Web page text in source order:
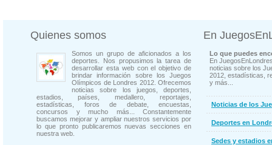
Quienes somos
Somos un grupo de aficionados a los
deportes. Nos propusimos la tarea de
desarrollar esta web con el objetivo de
brindar información sobre los Juegos
Olímpicos de Londres 2012. Ofrecemos
noticias sobre los juegos, deportes,
estadios, países, medallero, reportajes,
estadísticas, foros de debate, encuestas,
concursos y mucho más... Constantemente
buscamos mejorar y ampliar nuestros servicios por
lo que pronto publicaremos nuevas secciones en
nuestra web.
En
Lo que puedes
En
noticias sobre los
2012, estadísticas,
y más...
Noticias de los
Deportes en
Sedes y estadios